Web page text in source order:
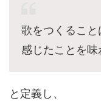
歌をつくること
感じたことを味
と定義し、